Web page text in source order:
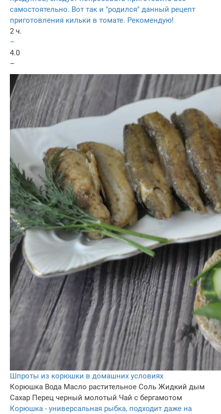
самостоятельно. Вот так и "родился" данный рецепт
приготовления кильки в томате. Рекомендую!
2 ч.
–
4.0
–
Шпроты из корюшки в домашних условиях
Корюшка Вода Масло растительное Соль Жидкий дым
Сахар Перец черный молотый Чай с бергамотом
Корюшка - универсальная рыбка, подходит даже на